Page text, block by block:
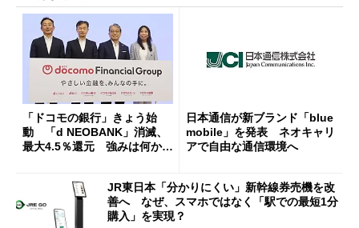
「ドコモの銀行」きょう始
動 「d NEOBANK」消滅、
最大4.5％還元 強みは何か解
日本通信が新ブランド「blue
mobile」を発表 ネオキャリ
アで自由な通信環境へ
JR東日本「分かりにくい」新幹線券売機を改
善へ なぜ、スマホではなく「駅での最短1分
購入」を実現？